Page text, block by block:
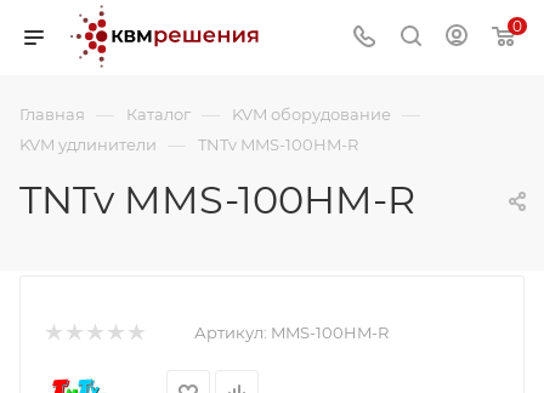
0
Главная — Каталог — KVM оборудование —
KVM удлинители — TNTv MMS-100HM-R
TNTv MMS-100HM-R
Артикул: MMS-100HM-R